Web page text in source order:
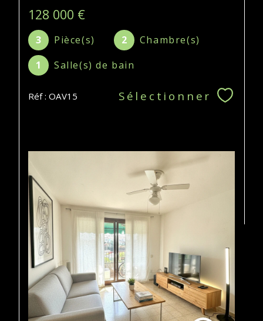
128 000 €
3 Pièce(s) 2
Chambre(s)
1
Salle(s) de bain
Réf : OAV15 Sélectionner